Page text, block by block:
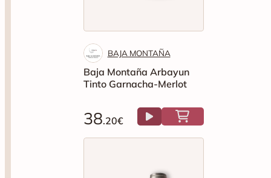
BAJA MONTAÑA
Baja Montaña Arbayun
Tinto Garnacha-Merlot
38.20€